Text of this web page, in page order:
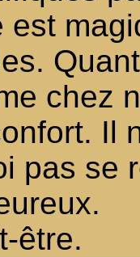
est
chez
Il
pas se
être.